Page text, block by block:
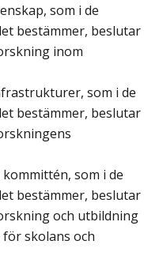
som i de
bestämmer, beslutar
inom
som i de
bestämmer, beslutar
som i de
bestämmer, beslutar
och utbildning
skolans och